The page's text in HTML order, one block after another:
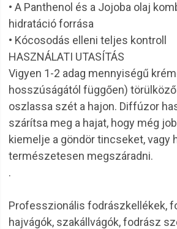
• A Panthenol és a Jojoba olaj
hidratáció forrása
• Kócosodás elleni teljes kontroll
HASZNÁLATI UTASÍTÁS
Vigyen 1-2 adag mennyiségű
hosszúságától függően)
oszlassa szét a hajon. Diffúzor
szárítsa meg a hajat, hogy még
kiemelje a göndör tincseket, vagy
természetesen megszáradni.
.
Professzionális fodrászkellékek,
hajvágók, szakállvágók, fodrász